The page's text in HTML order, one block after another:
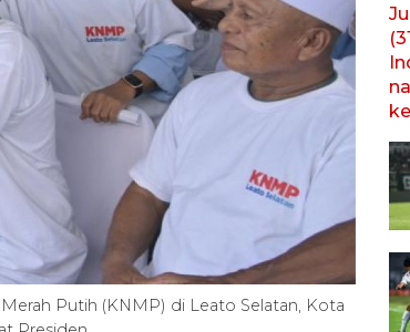
Putih (KNMP) di Leato Selatan, Kota